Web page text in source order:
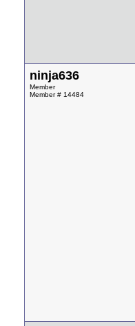
ninja636
Member
Member # 14484